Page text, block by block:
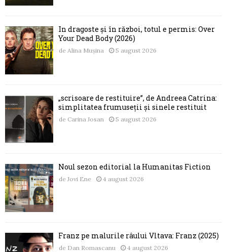
În dragoste și în război, totul e permis: Over
Your Dead Body (2026)
de Alina Mușina 5 august 2026
„scrisoare de restituire”, de Andreea Catrina:
simplitatea frumuseții și sinele restituit
de Carina Josan 5 august 2026
Noul sezon editorial la Humanitas Fiction
de Jovi Ene 4 august 2026
Franz pe malurile râului Vltava: Franz (2025)
de Dan Romascanu 4 august 2026